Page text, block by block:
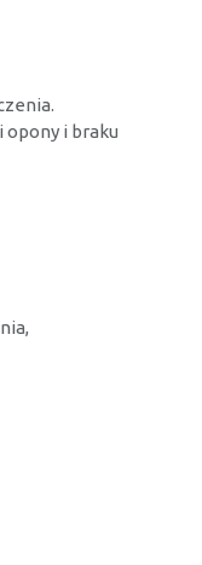
opony i braku